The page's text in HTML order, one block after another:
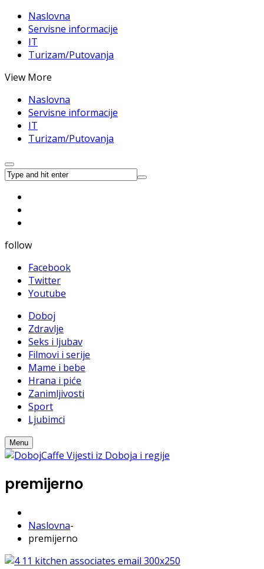
Naslovna
Servisne informacije
IT
Turizam/Putovanja
View More
Naslovna
Servisne informacije
IT
Turizam/Putovanja
follow
Facebook
Twitter
Youtube
Doboj
Zdravlje
Seks i ljubav
Filmovi i serije
Mame i bebe
Hrana i piće
Zanimljivosti
Sport
Ljubimci
Menu
premijerno
Naslovna-
premijerno